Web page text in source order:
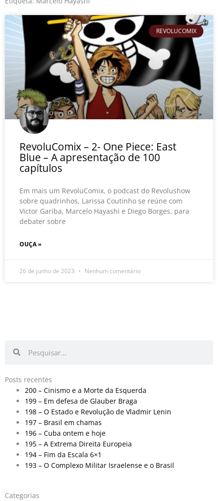
REVOLUCOMIX
RevoluComix – 2- One Piece: East
Blue – A apresentação de 100
capítulos
Em mais um RevoluComix, o podcast do Revolushow
sobre quadrinhos, Larissa Coutinho se reúne com
Victor Gariba, Marcelo Hayashi e Diego Borges, para
debater sobre
OUÇA »
26 de junho de 2023 Nenhum comentário
Posts recentes
200 – Cinismo e a Morte da Esquerda
199 – Em defesa de Glauber Braga
198 – O Estado e Revolução de Vladmir Lenin
197 – Brasil em chamas
196 – Cuba ontem e hoje
195 – A Extrema Direita Europeia
194 – Fim da Escala 6×1
193 – O Complexo Militar Israelense e o Brasil
Categorias